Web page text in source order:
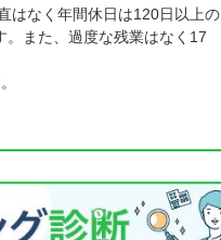
はなく年間休日は120日以上の
。また、過度な残業はなく17